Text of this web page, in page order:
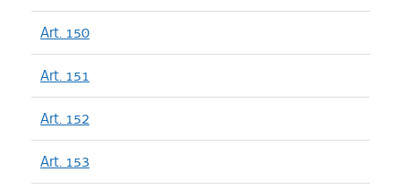
Art. 150
Art. 151
Art. 152
Art. 153